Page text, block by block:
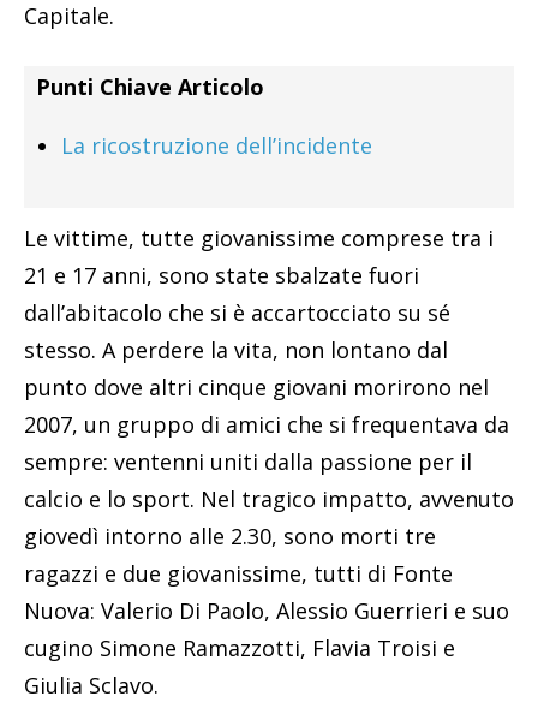
Capitale.
Punti Chiave Articolo
La ricostruzione dell’incidente
Le vittime, tutte giovanissime comprese tra i
21 e 17 anni, sono state sbalzate fuori
dall’abitacolo che si è accartocciato su sé
stesso. A perdere la vita, non lontano dal
punto dove altri cinque giovani morirono nel
2007, un gruppo di amici che si frequentava da
sempre: ventenni uniti dalla passione per il
calcio e lo sport. Nel tragico impatto, avvenuto
giovedì intorno alle 2.30, sono morti tre
ragazzi e due giovanissime, tutti di Fonte
Nuova: Valerio Di Paolo, Alessio Guerrieri e suo
cugino Simone Ramazzotti, Flavia Troisi e
Giulia Sclavo.